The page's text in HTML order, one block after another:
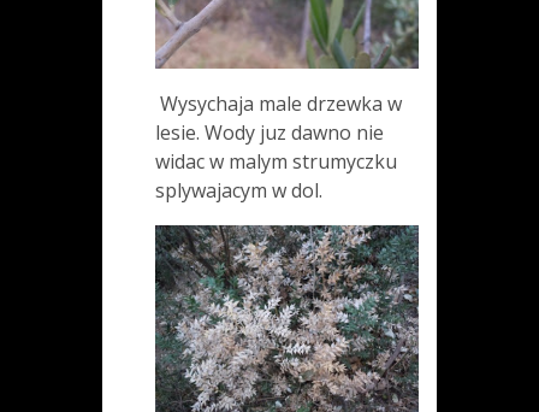
Wysychaja male drzewka w
lesie. Wody juz dawno nie
widac w malym strumyczku
splywajacym w dol.